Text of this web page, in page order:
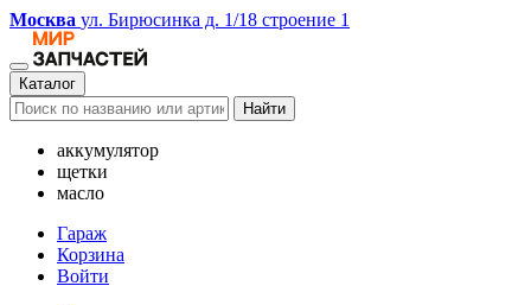
Москва ул. Бирюсинка д. 1/18 строение 1
Каталог
Найти
аккумулятор
щетки
масло
Гараж
Корзина
Войти